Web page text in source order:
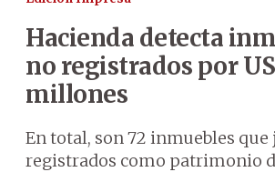
Hacienda detecta
no registrados por
millones
En total, son 72 inmuebles
registrados como patrimonio